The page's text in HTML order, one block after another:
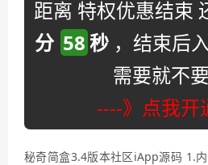
距离 特权优惠结束
分 57秒 ，结束后
需要就不
----》点我开
秘奇简盒3.4版本社区iApp源码 1.